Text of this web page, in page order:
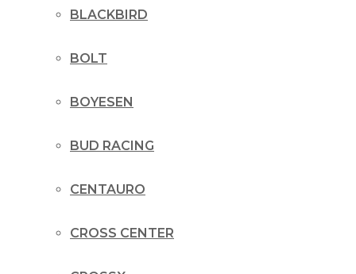
BLACKBIRD
BOLT
BOYESEN
BUD RACING
CENTAURO
CROSS CENTER